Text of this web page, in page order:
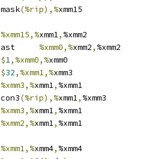
	vmovdqa	mask
(%rip),%xmm15
%xmm15,%xmm1, %xmm2
%xmm0,%xmm2, %xmm2
$1,%xmm0,%xmm0
$32,%xmm1,%xmm3
%xmm3,%xmm1, %xmm1
	vpshufb	con3
(%rip),%xmm1, %xmm3
%xmm3,%xmm1, %xmm1
%xmm2,%xmm1, %xmm1
%xmm1,%xmm4, %xmm4